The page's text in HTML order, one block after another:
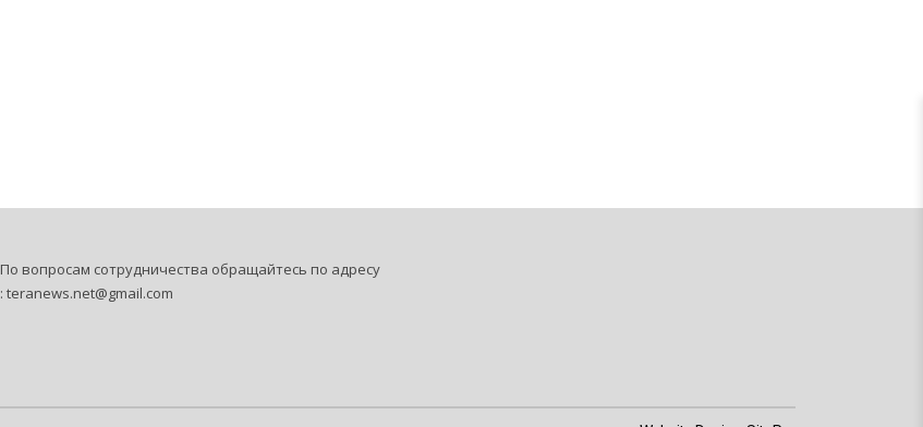
По вопросам сотрудничества обращайтесь по адресу
: teranews.net@gmail.com